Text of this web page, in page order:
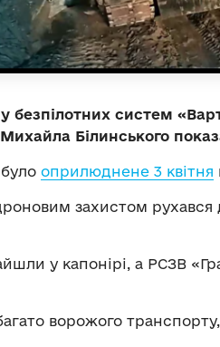
безпілотних систем
Білинського
оприлюднене 3 квітня
захистом рухався
у капонірі, а РСЗВ
ворожого